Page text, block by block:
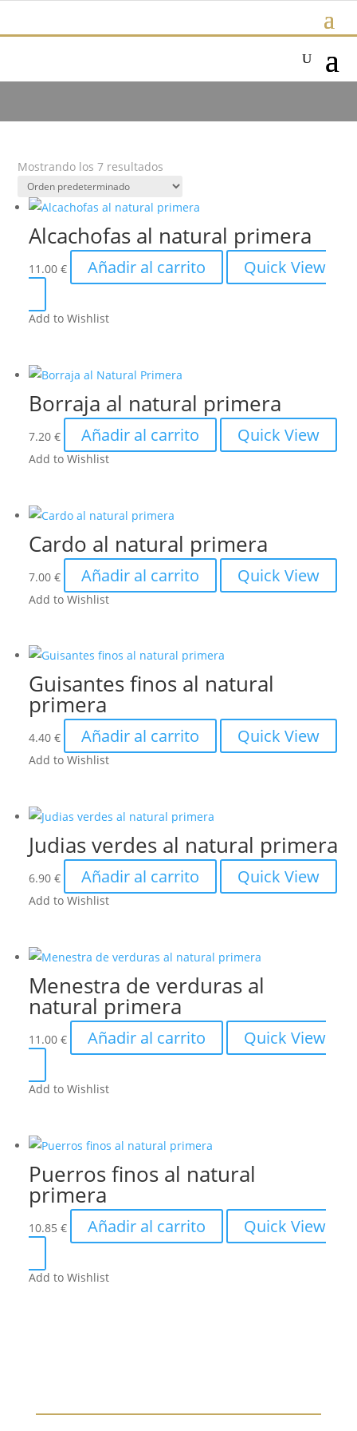
Mostrando los 7 resultados
Alcachofas al natural primera
11.00€ Añadir al carrito Quick View
Add to Wishlist
Borraja al natural primera
7.20€ Añadir al carrito Quick View
Add to Wishlist
Cardo al natural primera
7.00€ Añadir al carrito Quick View
Add to Wishlist
Guisantes finos al natural
primera
4.40€ Añadir al carrito Quick View
Add to Wishlist
Judias verdes al natural primera
6.90€ Añadir al carrito Quick View
Add to Wishlist
Menestra de verduras al
natural primera
11.00€ Añadir al carrito Quick View
Add to Wishlist
Puerros finos al natural
primera
10.85€ Añadir al carrito Quick View
Add to Wishlist